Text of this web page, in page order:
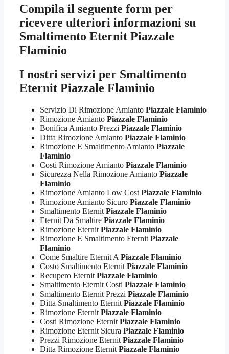
Compila il seguente form per
ricevere ulteriori informazioni su
Smaltimento Eternit Piazzale
Flaminio
I nostri servizi per Smaltimento
Eternit Piazzale Flaminio
Servizio Di Rimozione Amianto Piazzale Flaminio
Rimozione Amianto Piazzale Flaminio
Bonifica Amianto Prezzi Piazzale Flaminio
Ditta Rimozione Amianto Piazzale Flaminio
Rimozione E Smaltimento Amianto Piazzale
Flaminio
Costi Rimozione Amianto Piazzale Flaminio
Sicurezza Nella Rimozione Amianto Piazzale
Flaminio
Rimozione Amianto Low Cost Piazzale Flaminio
Rimozione Amianto Sicuro Piazzale Flaminio
Smaltimento Eternit Piazzale Flaminio
Eternit Da Smaltire Piazzale Flaminio
Rimozione Eternit Piazzale Flaminio
Rimozione E Smaltimento Eternit Piazzale
Flaminio
Come Smaltire Eternit A Piazzale Flaminio
Costo Smaltimento Eternit Piazzale Flaminio
Recupero Eternit Piazzale Flaminio
Smaltimento Eternit Costi Piazzale Flaminio
Smaltimento Eternit Prezzi Piazzale Flaminio
Ditta Smaltimento Eternit Piazzale Flaminio
Rimozione Eternit Piazzale Flaminio
Costi Rimozione Eternit Piazzale Flaminio
Rimozione Eternit Sicura Piazzale Flaminio
Prezzi Rimozione Eternit Piazzale Flaminio
Ditta Rimozione Eternit Piazzale Flaminio